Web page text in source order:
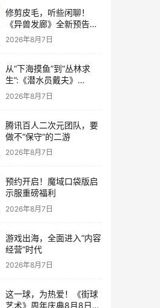
修剪皮毛，听些闲聊！
《异兽发廊》全新预告与
Steam免费试玩公开
2026年8月7日
从“下海摸鱼”到“丛林求
生”:《潜水员戴夫》
DLC《丛林》移动端定档
8月14日
2026年8月7日
腾讯百人二次元团队，要
做不“保守”的二游
2026年8月7日
预约开启！魔域口袋版启
示服重磅福利
2026年8月7日
游戏出海，全面进入“内容
经营”时代
2026年8月7日
这一球，为热爱！《街球
艺术》周年庆典8月8日正